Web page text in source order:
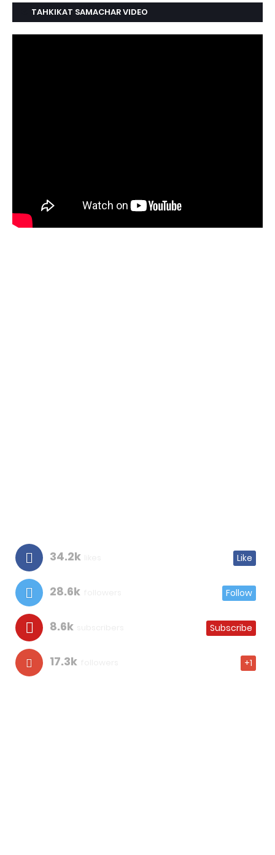
TAHKIKAT SAMACHAR VIDEO
34.2k Like
28.6k Follow
8.6k Subscribe
17.3k +1